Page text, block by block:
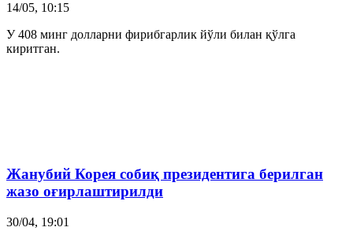
14/05, 10:15
У 408 минг долларни фирибгарлик йўли билан қўлга
киритган.
Жанубий Корея собиқ президентига берилган
жазо оғирлаштирилди
30/04, 19:01